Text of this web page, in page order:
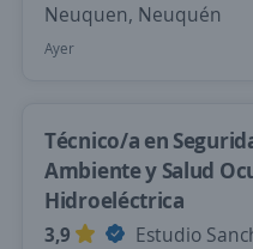
Neuquen, Neuquén
Ayer
Técnico/a en
Ambiente y Salud
Hidroeléctrica
3,9
Estudio